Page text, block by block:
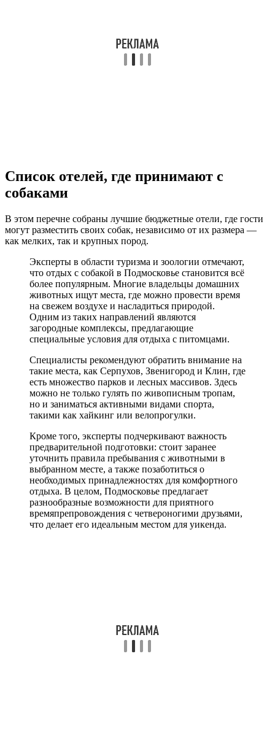
Список отелей, где принимают с
собаками
В этом перечне собраны лучшие бюджетные отели, где гости
могут разместить своих собак, независимо от их размера —
как мелких, так и крупных пород.
Эксперты в области туризма и зоологии отмечают,
что отдых с собакой в Подмосковье становится всё
более популярным. Многие владельцы домашних
животных ищут места, где можно провести время
на свежем воздухе и насладиться природой.
Одним из таких направлений являются
загородные комплексы, предлагающие
специальные условия для отдыха с питомцами.
Специалисты рекомендуют обратить внимание на
такие места, как Серпухов, Звенигород и Клин, где
есть множество парков и лесных массивов. Здесь
можно не только гулять по живописным тропам,
но и заниматься активными видами спорта,
такими как хайкинг или велопрогулки.
Кроме того, эксперты подчеркивают важность
предварительной подготовки: стоит заранее
уточнить правила пребывания с животными в
выбранном месте, а также позаботиться о
необходимых принадлежностях для комфортного
отдыха. В целом, Подмосковье предлагает
разнообразные возможности для приятного
времяпрепровождения с четвероногими друзьями,
что делает его идеальным местом для уикенда.